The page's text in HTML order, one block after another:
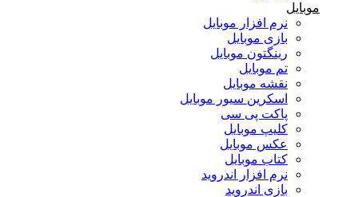
موبایل
نرم افزار موبایل
بازی موبایل
رینگتون موبایل
تم موبایل
نقشه موبایل
اسکرین سیور موبایل
پاکت پی سی
کلیپ موبایل
عکس موبایل
کتاب موبایل
نرم افزار اندروید
بازی اندروید